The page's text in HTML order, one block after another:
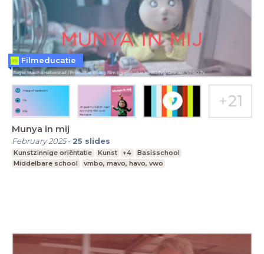
Munya in mij
February 2025- 25 slides
Kunstzinnige oriëntatie Kunst +4
Basisschool
Middelbare school
vmbo, mavo, havo, vwo
Filmeducatie